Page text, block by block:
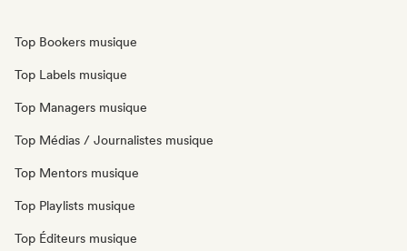
Top Bookers musique
Top Labels musique
Top Managers musique
Top Médias / Journalistes musique
Top Mentors musique
Top Playlists musique
Top Éditeurs musique